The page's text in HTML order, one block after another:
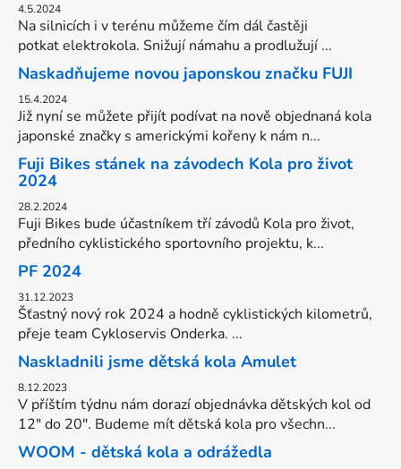
4.5.2024
Na silnicích i v terénu můžeme čím dál častěji
potkat elektrokola. Snižují námahu a prodlužují ...
Naskadňujeme novou japonskou značku FUJI
15.4.2024
Již nyní se můžete přijít podívat na nově objednaná kola
japonské značky s americkými kořeny k nám n...
Fuji Bikes stánek na závodech Kola pro život
2024
28.2.2024
Fuji Bikes bude účastníkem tří závodů Kola pro život,
předního cyklistického sportovního projektu, k...
PF 2024
31.12.2023
Šťastný nový rok 2024 a hodně cyklistických kilometrů,
přeje team Cykloservis Onderka. ...
Naskladnili jsme dětská kola Amulet
8.12.2023
V příštím týdnu nám dorazí objednávka dětských kol od
12" do 20". Budeme mít dětská kola pro všechn...
WOOM - dětská kola a odrážedla